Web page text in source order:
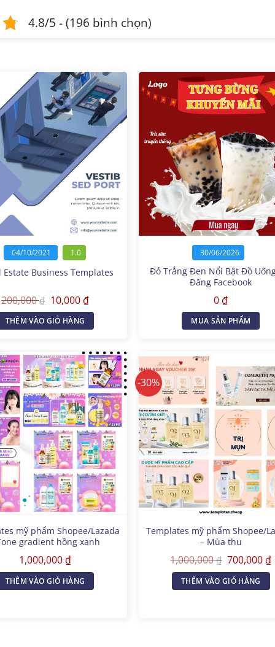
4.8/5 - (196 bình chọn)
04/10/2021 1.0
Estate Business Templates
200,000₫ Giá
gốc
là:
200,000 ₫.
10,000₫Giá
hiện
tại
là:
THÊM VÀO GIỎ HÀNG
30/06/2026
Đỏ Trắng Đen Nổi Bật Đồ
Đăng Facebook
0₫
MUA SẢN PHẨM
mỹ phẩm Shopee/Lazada
gradient hồng xanh
1,000,000₫
THÊM VÀO GIỎ HÀNG
-30%
Templates mỹ phẩm Shopee/
– Mùa thu
1,000,000₫ Giá
là:
1,000,000
700,000₫
THÊM VÀO GIỎ HÀNG